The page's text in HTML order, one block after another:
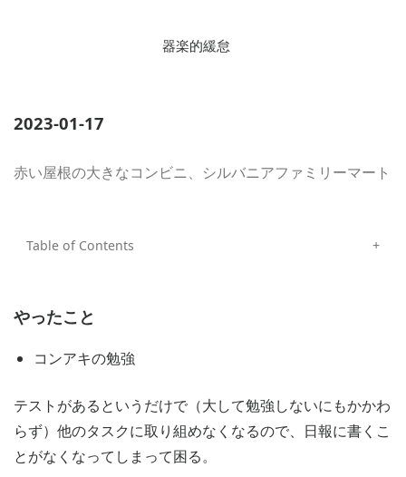
器楽的緩怠
2023-01-17
赤い屋根の大きなコンビニ、シルバニアファミリーマート
やったこと
コンアキの勉強
テストがあるというだけで（大して勉強しないにもかかわ
らず）他のタスクに取り組めなくなるので、日報に書くこ
とがなくなってしまって困る。